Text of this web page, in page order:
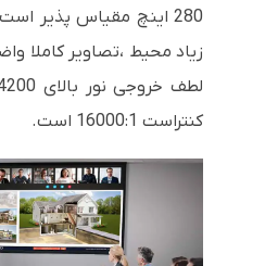
280 اینچ مقیاس پذیر
زیاد محیط ،تصاویر کاملا
کنتراست 16000:1 است.